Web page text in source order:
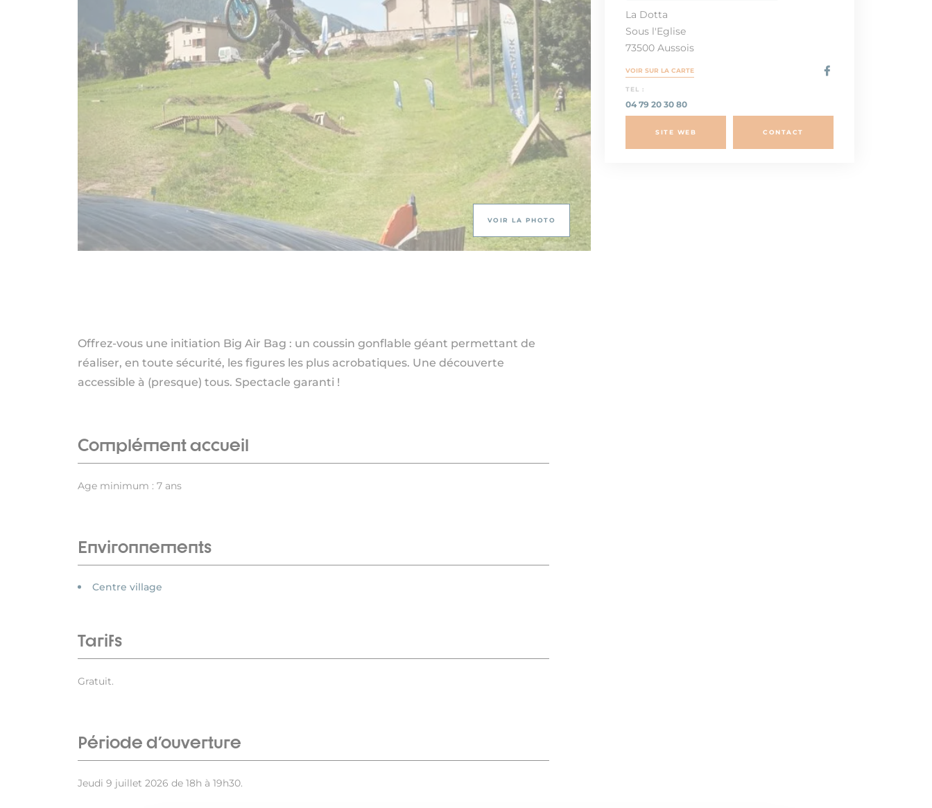
VOIR LA PHOTO
Offrez-vous une initiation Big Air Bag : un coussin gonflable géant permettant de
réaliser, en toute sécurité, les figures les plus acrobatiques. Une découverte
accessible à (presque) tous. Spectacle garanti !
Complément accueil
Age minimum : 7 ans
Environnements
Centre village
Tarifs
Gratuit.
Période d'ouverture
Jeudi 9 juillet 2026 de 18h à 19h30.
La Dotta
Sous l'Eglise
73500 Aussois
VOIR SUR LA CARTE
TEL :
04 79 20 30 80
SITE WEB CONTACT